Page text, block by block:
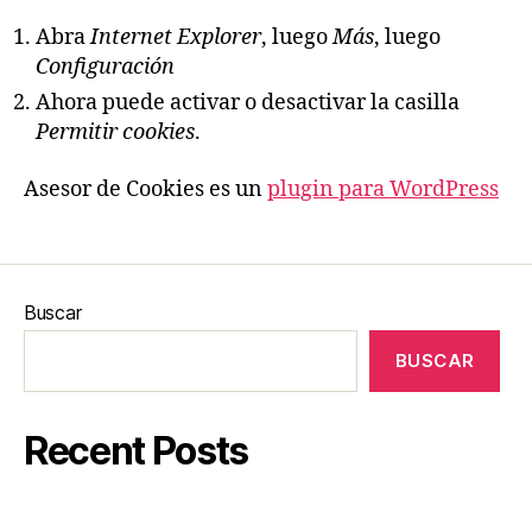
AbraInternet Explorer, luegoMás, luego
Configuración
Ahora puede activar o desactivar la casilla
Permitir cookies.
Asesor de Cookies es unplugin para WordPress
Buscar
BUSCAR
Recent Posts